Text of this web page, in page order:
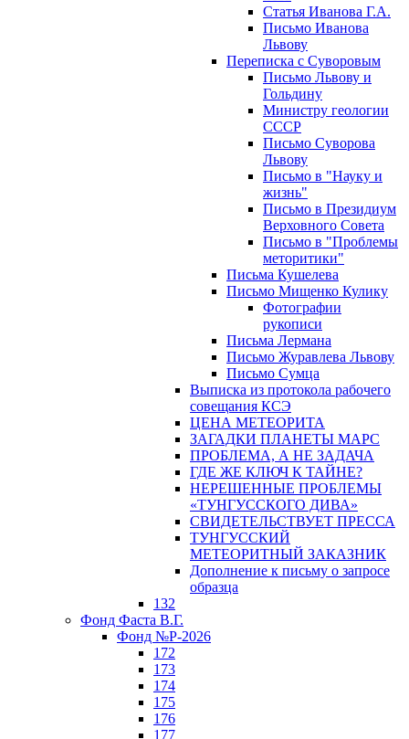
Статья Иванова Г.А.
Письмо Иванова
Львову
Переписка с Суворовым
Письмо Львову и
Гольдину
Министру геологии
СССР
Письмо Суворова
Львову
Письмо в "Науку и
жизнь"
Письмо в Президиум
Верховного Совета
Письмо в "Проблемы
меторитики"
Письма Кушелева
Письмо Мищенко Кулику
Фотографии
рукописи
Письма Лермана
Письмо Журавлева Львову
Письмо Сумца
Выписка из протокола рабочего
совещания КСЭ
ЦЕНА МЕТЕОРИТА
ЗАГАДКИ ПЛАНЕТЫ МАРС
ПРОБЛЕМА, А НЕ ЗАДАЧА
ГДЕ ЖЕ КЛЮЧ К ТАЙНЕ?
НЕРЕШЕННЫЕ ПРОБЛЕМЫ
«ТУНГУССКОГО ДИВА»
СВИДЕТЕЛЬСТВУЕТ ПРЕССА
ТУНГУССКИЙ
МЕТЕОРИТНЫЙ ЗАКАЗНИК
Дополнение к письму о запросе
образца
132
Фонд Фаста В.Г.
Фонд №Р-2026
172
173
174
175
176
177